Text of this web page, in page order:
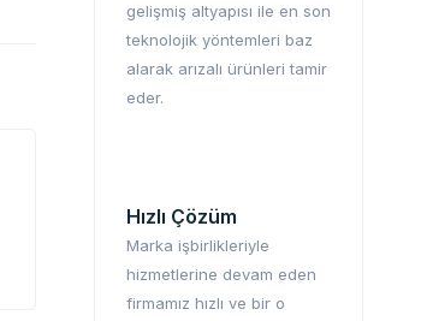
gelişmiş altyapısı ile en son
teknolojik yöntemleri baz
alarak arızalı ürünleri tamir
eder.
Hızlı Çözüm
Marka işbirlikleriyle
hizmetlerine devam eden
firmamız hızlı ve bir o